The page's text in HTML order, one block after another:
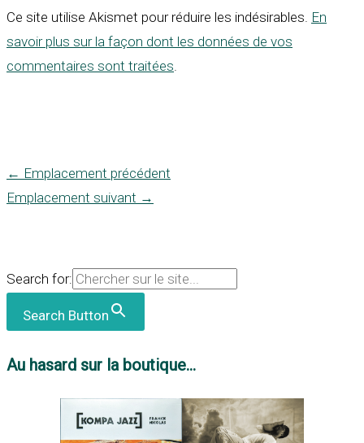
Ce site utilise Akismet pour réduire les indésirables. En
savoir plus sur la façon dont les données de vos
commentaires sont traitées.
← Emplacement précédent
Emplacement suivant →
Search for:
Search Button
Au hasard sur la boutique...